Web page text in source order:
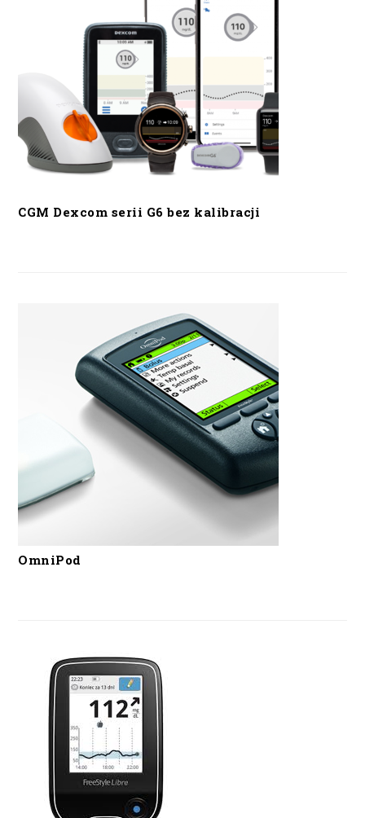
CGM Dexcom serii G6 bez kalibracji
OmniPod